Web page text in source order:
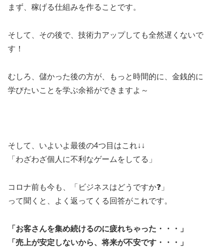
まず、稼げる仕組みを作ることです。
そして、その後で、技術力アップしても全然遅くないで
す！
むしろ、儲かった後の方が、もっと時間的に、金銭的に
学びたいことを学ぶ余裕ができますよ～
そして、いよいよ最後の4つ目はこれ↓↓
「わざわざ個人に不利なゲームをしてる」
コロナ前も今も、「ビジネスはどうですか❓」
って聞くと、よく返ってくる回答がこれです。
「お客さんを集め続けるのに疲れちゃった・・・」
「売上が安定しないから、将来が不安です・・・」